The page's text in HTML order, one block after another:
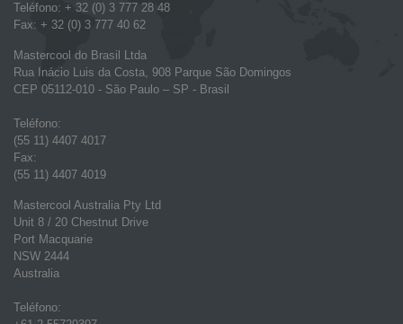
Teléfono: + 32 (0) 3 777 28 48
Fax: + 32 (0) 3 777 40 62
Mastercool do Brasil Ltda
Rua Inácio Luis da Costa, 908 Parque São Domingos
CEP 05112-010 - São Paulo – SP - Brasil
Teléfono:
(55 11) 4407 4017
Fax:
(55 11) 4407 4019
Mastercool Australia Pty Ltd
Unit 8 / 20 Chestnut Drive
Port Macquarie
NSW 2444
Australia
Teléfono: